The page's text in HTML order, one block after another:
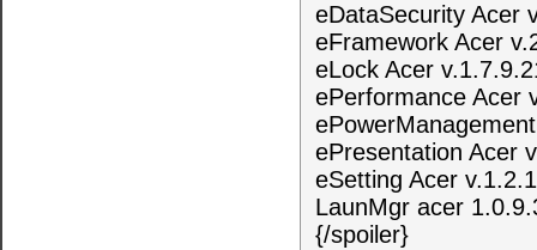
eDataSecurity Acer
eFramework Acer
eLock Acer
ePerformance Acer
ePresentation Acer
eSetting Acer
LaunMgr acer
{/spoiler}